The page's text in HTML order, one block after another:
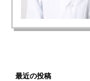
最近の投稿